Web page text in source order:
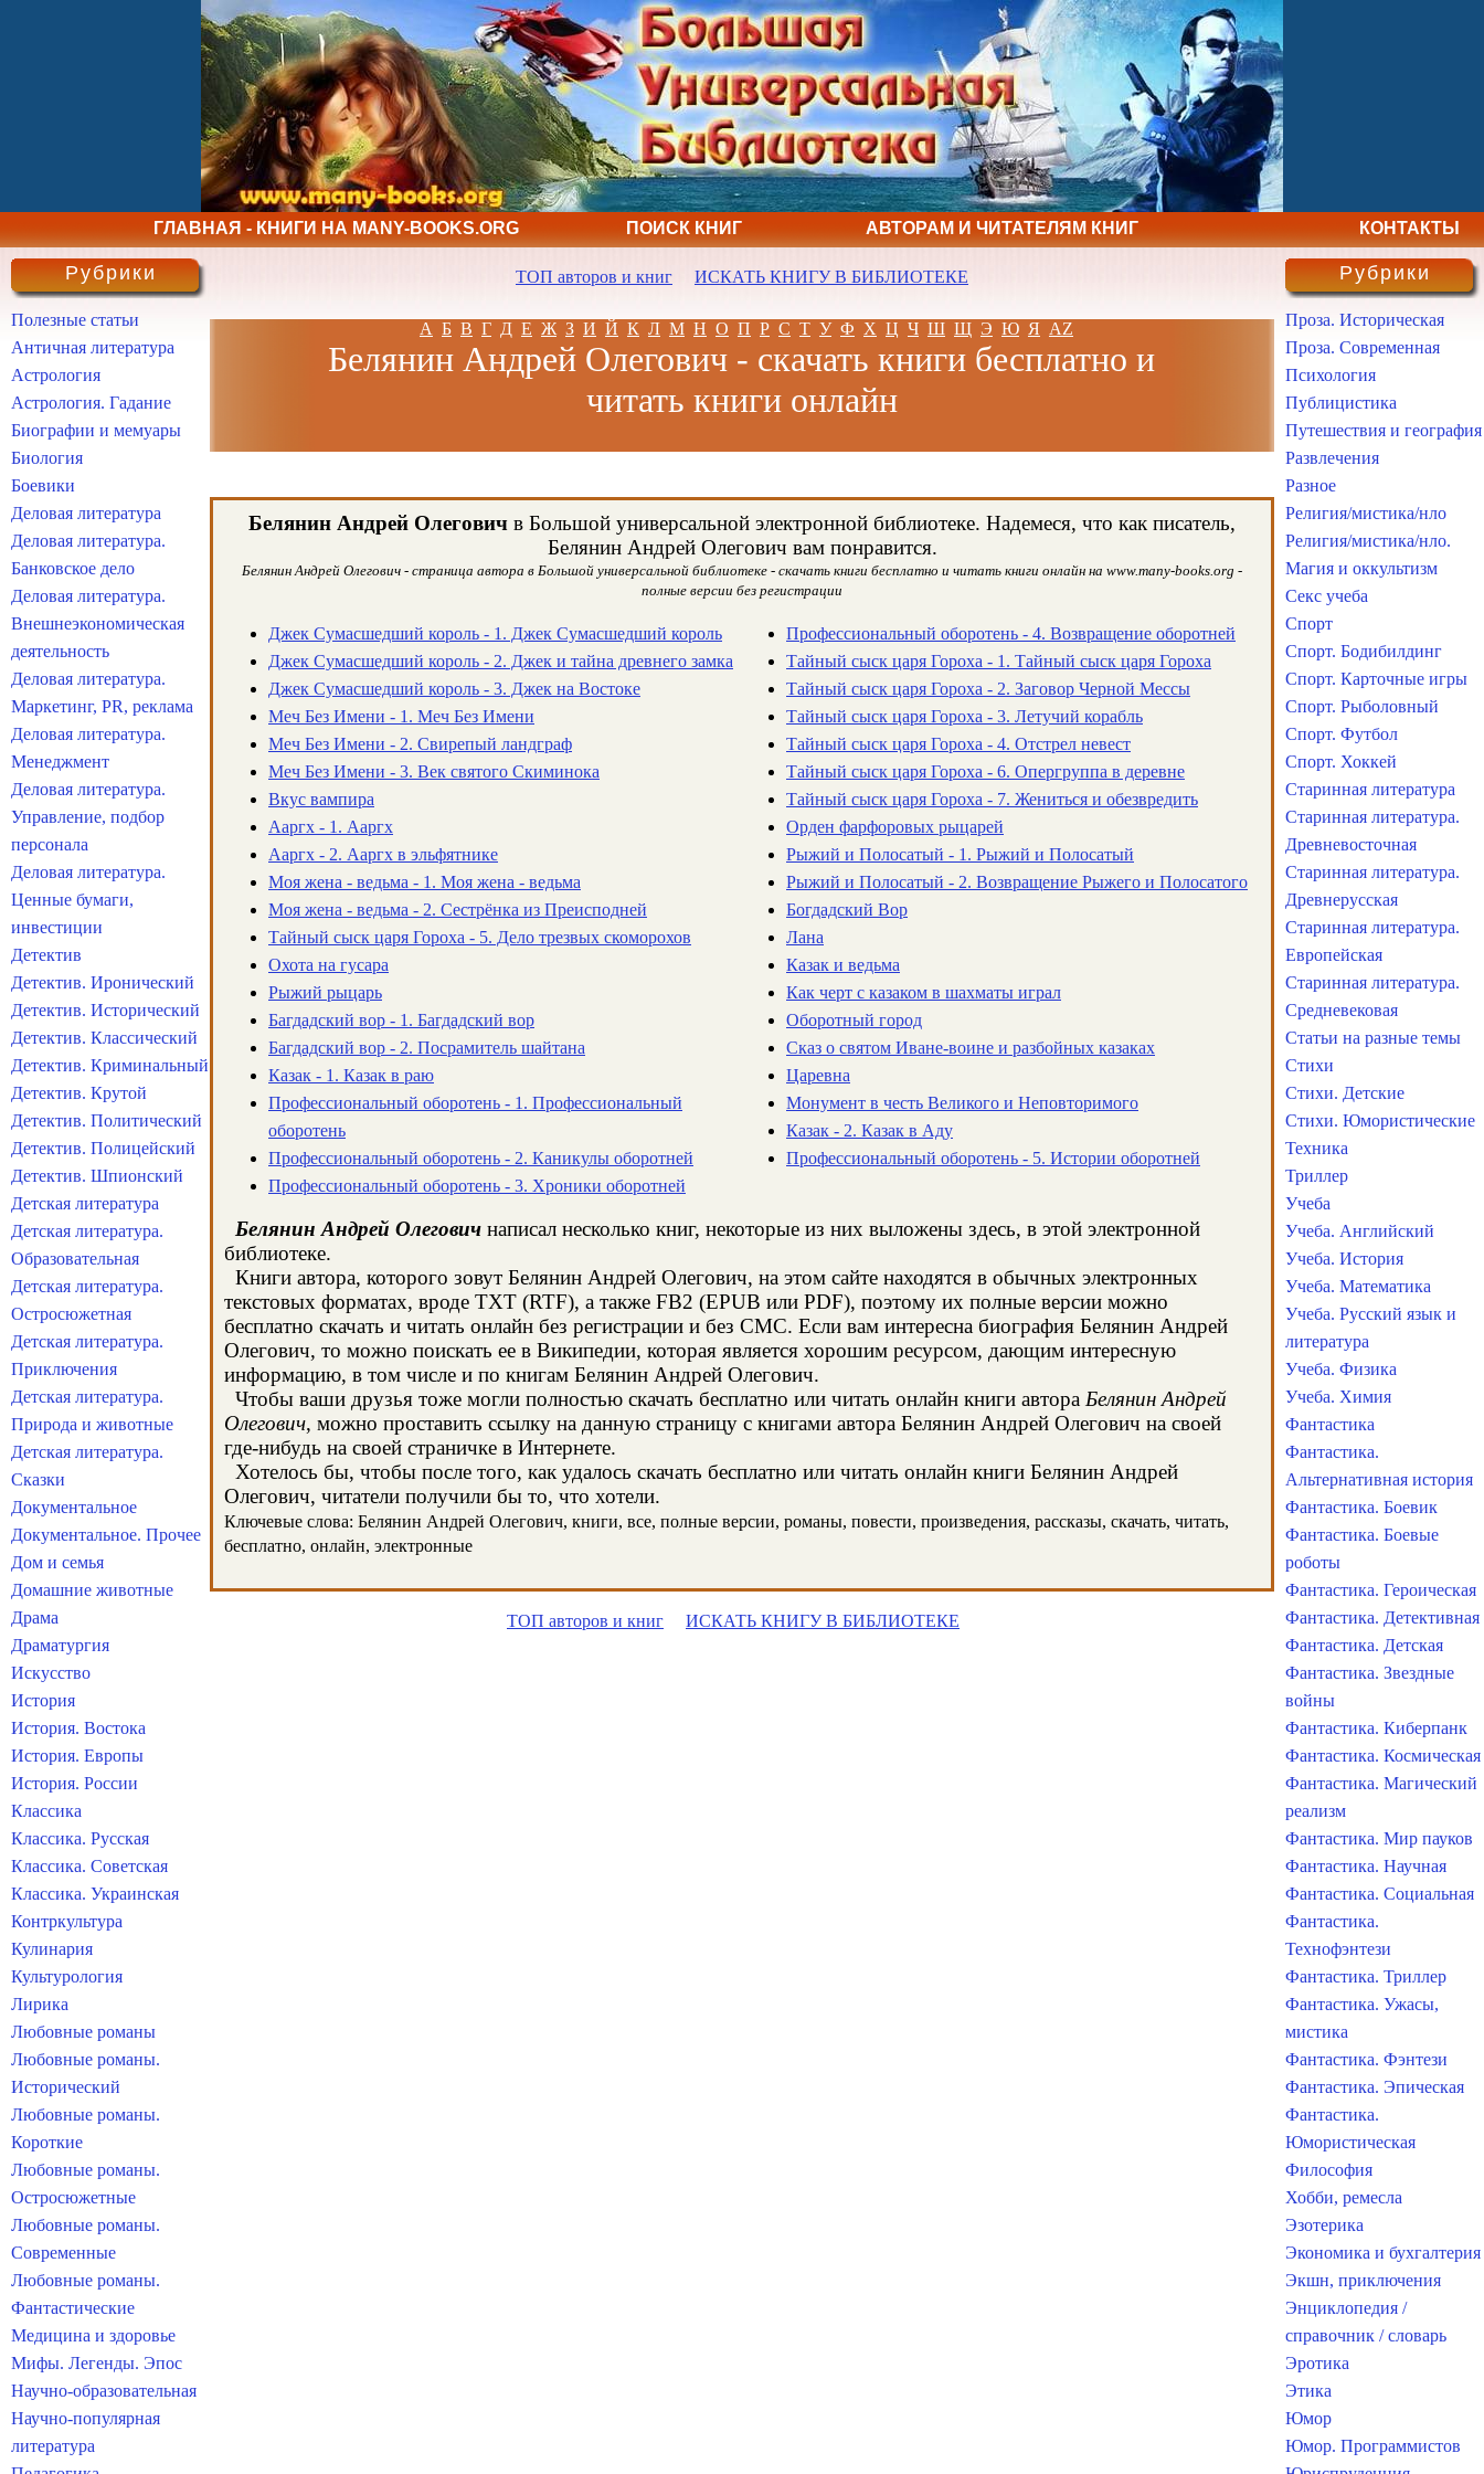
ГЛАВНАЯ - КНИГИ НА MANY-BOOKS.ORG ПОИСК КНИГ АВТОРАМ И ЧИТАТЕЛЯМ КНИГ КОНТАКТЫ
ТОП авторов и книг ИСКАТЬ КНИГУ В БИБЛИОТЕКЕ
А Б В Г Д Е Ж З И Й К Л М Н О П Р С Т У Ф Х Ц Ч Ш Щ Э Ю Я AZ
Белянин Андрей Олегович - скачать книги бесплатно и
читать книги онлайн
Белянин Андрей Олегович в Большой универсальной электронной библиотеке. Надемеся, что как писатель,
Белянин Андрей Олегович вам понравится.
Белянин Андрей Олегович - страница автора в Большой универсальной библиотеке - скачать книги бесплатно и читать книги онлайн на www.many-books.org -
полные версии без регистрации
Джек Сумасшедший король - 1. Джек Сумасшедший король
Джек Сумасшедший король - 2. Джек и тайна древнего замка
Джек Сумасшедший король - 3. Джек на Востоке
Меч Без Имени - 1. Меч Без Имени
Меч Без Имени - 2. Свирепый ландграф
Меч Без Имени - 3. Век святого Скиминока
Вкус вампира
Ааргх - 1. Ааргх
Ааргх - 2. Ааргх в эльфятнике
Моя жена - ведьма - 1. Моя жена - ведьма
Моя жена - ведьма - 2. Сестрёнка из Преисподней
Тайный сыск царя Гороха - 5. Дело трезвых скоморохов
Охота на гусара
Рыжий рыцарь
Багдадский вор - 1. Багдадский вор
Багдадский вор - 2. Посрамитель шайтана
Казак - 1. Казак в раю
Профессиональный оборотень - 1. Профессиональный
оборотень
Профессиональный оборотень - 2. Каникулы оборотней
Профессиональный оборотень - 3. Хроники оборотней
Профессиональный оборотень - 4. Возвращение оборотней
Тайный сыск царя Гороха - 1. Тайный сыск царя Гороха
Тайный сыск царя Гороха - 2. Заговор Черной Мессы
Тайный сыск царя Гороха - 3. Летучий корабль
Тайный сыск царя Гороха - 4. Отстрел невест
Тайный сыск царя Гороха - 6. Опергруппа в деревне
Тайный сыск царя Гороха - 7. Жениться и обезвредить
Орден фарфоровых рыцарей
Рыжий и Полосатый - 1. Рыжий и Полосатый
Рыжий и Полосатый - 2. Возвращение Рыжего и Полосатого
Богдадский Вор
Лана
Казак и ведьма
Как черт с казаком в шахматы играл
Оборотный город
Сказ о святом Иване-воине и разбойных казаках
Царевна
Монумент в честь Великого и Неповторимого
Казак - 2. Казак в Аду
Профессиональный оборотень - 5. Истории оборотней
Белянин Андрей Олегович написал несколько книг, некоторые из них выложены здесь, в этой электронной
библиотеке.
Книги автора, которого зовут Белянин Андрей Олегович, на этом сайте находятся в обычных электронных
текстовых форматах, вроде TXT (RTF), а также FB2 (EPUB или PDF), поэтому их полные версии можно
бесплатно скачать и читать онлайн без регистрации и без СМС. Если вам интересна биография Белянин Андрей
Олегович, то можно поискать ее в Википедии, которая является хорошим ресурсом, дающим интересную
информацию, в том числе и по книгам Белянин Андрей Олегович.
Чтобы ваши друзья тоже могли полностью скачать бесплатно или читать онлайн книги автора Белянин Андрей
Олегович, можно проставить ссылку на данную страницу с книгами автора Белянин Андрей Олегович на своей
где-нибудь на своей страничке в Интернете.
Хотелось бы, чтобы после того, как удалось скачать бесплатно или читать онлайн книги Белянин Андрей
Олегович, читатели получили бы то, что хотели.
Ключевые слова: Белянин Андрей Олегович, книги, все, полные версии, романы, повести, произведения, рассказы, скачать, читать,
бесплатно, онлайн, электронные
ТОП авторов и книг ИСКАТЬ КНИГУ В БИБЛИОТЕКЕ
Рубрики
Полезные статьи
Античная литература
Астрология
Астрология. Гадание
Биографии и мемуары
Биология
Боевики
Деловая литература
Деловая литература.
Банковское дело
Деловая литература.
Внешнеэкономическая
деятельность
Деловая литература.
Маркетинг, PR, реклама
Деловая литература.
Менеджмент
Деловая литература.
Управление, подбор
персонала
Деловая литература.
Ценные бумаги,
инвестиции
Детектив
Детектив. Иронический
Детектив. Исторический
Детектив. Классический
Детектив. Криминальный
Детектив. Крутой
Детектив. Политический
Детектив. Полицейский
Детектив. Шпионский
Детская литература
Детская литература.
Образовательная
Детская литература.
Остросюжетная
Детская литература.
Приключения
Детская литература.
Природа и животные
Детская литература.
Сказки
Документальное
Документальное. Прочее
Дом и семья
Домашние животные
Драма
Драматургия
Искусство
История
История. Востока
История. Европы
История. России
Классика
Классика. Русская
Классика. Советская
Классика. Украинская
Контркультура
Кулинария
Культурология
Лирика
Любовные романы
Любовные романы.
Исторический
Любовные романы.
Короткие
Любовные романы.
Остросюжетные
Любовные романы.
Современные
Любовные романы.
Фантастические
Медицина и здоровье
Мифы. Легенды. Эпос
Научно-образовательная
Научно-популярная
литература
Рубрики
Проза. Историческая
Проза. Современная
Психология
Публицистика
Путешествия и география
Развлечения
Разное
Религия/мистика/нло
Религия/мистика/нло.
Магия и оккультизм
Секс учеба
Спорт
Спорт. Бодибилдинг
Спорт. Карточные игры
Спорт. Рыболовный
Спорт. Футбол
Спорт. Хоккей
Старинная литература
Старинная литература.
Древневосточная
Старинная литература.
Древнерусская
Старинная литература.
Европейская
Старинная литература.
Средневековая
Статьи на разные темы
Стихи
Стихи. Детские
Стихи. Юмористические
Техника
Триллер
Учеба
Учеба. Английский
Учеба. История
Учеба. Математика
Учеба. Русский язык и
литература
Учеба. Физика
Учеба. Химия
Фантастика
Фантастика.
Альтернативная история
Фантастика. Боевик
Фантастика. Боевые
роботы
Фантастика. Героическая
Фантастика. Детективная
Фантастика. Детская
Фантастика. Звездные
войны
Фантастика. Киберпанк
Фантастика. Космическая
Фантастика. Магический
реализм
Фантастика. Мир пауков
Фантастика. Научная
Фантастика. Социальная
Фантастика.
Технофэнтези
Фантастика. Триллер
Фантастика. Ужасы,
мистика
Фантастика. Фэнтези
Фантастика. Эпическая
Фантастика.
Юмористическая
Философия
Хобби, ремесла
Эзотерика
Экономика и бухгалтерия
Экшн, приключения
Энциклопедия /
справочник / словарь
Эротика
Этика
Юмор
Юмор. Программистов